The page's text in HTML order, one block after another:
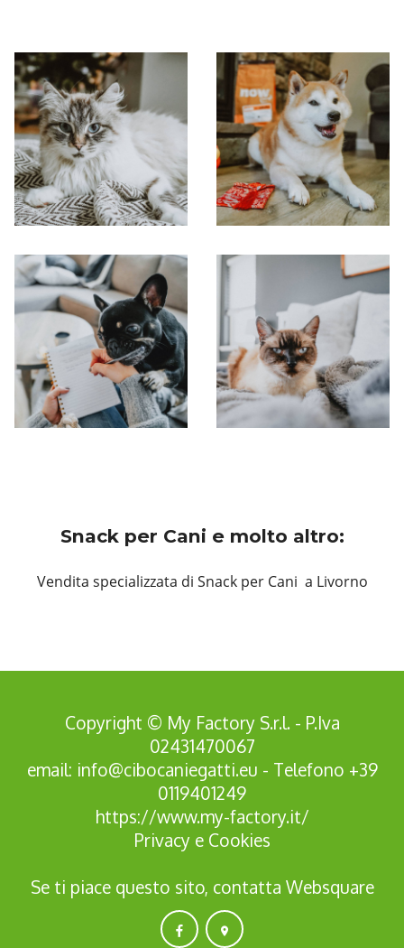
Snack per Cani e molto altro:
Vendita specializzata di Snack per Cani a Livorno
Copyright © My Factory S.r.l. - P.Iva
02431470067
email: info@cibocaniegatti.eu - Telefono +39
0119401249
https://www.my-factory.it/
Privacy e Cookies
Se ti piace questo sito, contatta Websquare